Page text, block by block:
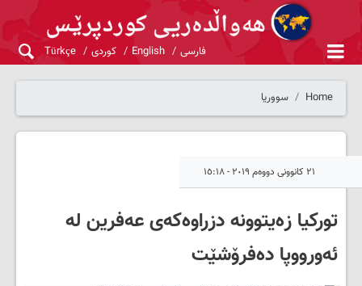
فارسی English کوردی Türkçe
Home سووریا
٢١ کانوونی دووەم ٢٠١٩ - ١٥:١٨
توركیا زەیتوونە دزراوەكەی عەفرین لە
ئەورووپا دەفرۆشێت